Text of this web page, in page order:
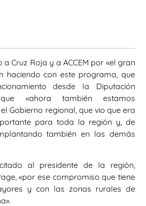
Cruz Roja y a ACCEM por «el gran
haciendo con este programa, que
desde la Diputación
«ahora también estamos
Gobierno regional, que vio que era
para toda la región y, de
también en las demás
al presidente de la región,
«por ese compromiso que tiene
y con las zonas rurales de